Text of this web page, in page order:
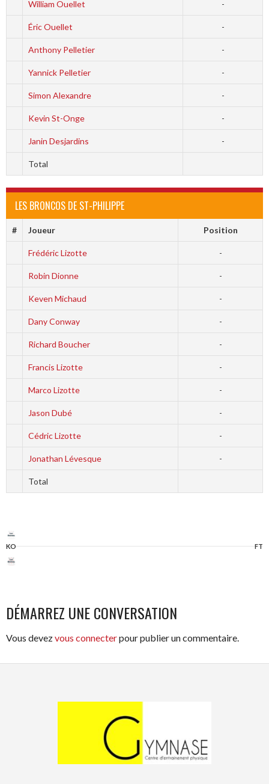
William Ouellet -
Éric Ouellet -
Anthony Pelletier -
Yannick Pelletier -
Simon Alexandre -
Kevin St-Onge -
Janin Desjardins -
Total
LES BRONCOS DE ST-PHILIPPE
# Joueur Position
Frédéric Lizotte -
Robin Dionne -
Keven Michaud -
Dany Conway -
Richard Boucher -
Francis Lizotte -
Marco Lizotte -
Jason Dubé -
Cédric Lizotte -
Jonathan Lévesque -
Total
KO FT
DÉMARREZ UNE CONVERSATION
Vous devezvous connecterpour publier un commentaire.